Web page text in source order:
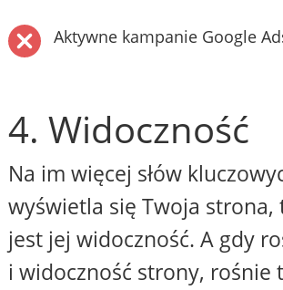
Aktywne kampanie Google
4. Widoczność
Na im więcej słów
wyświetla się Twoja strona,
jest jej widoczność. A gdy
i widoczność strony, rośnie